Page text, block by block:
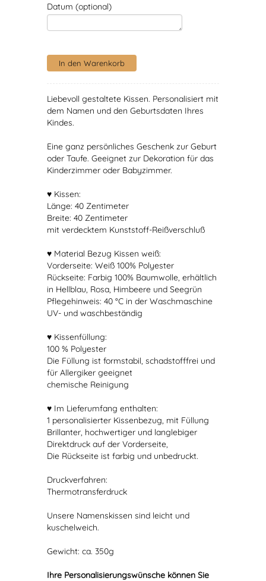
Datum (optional)
Liebevoll gestaltete Kissen. Personalisiert mit
dem Namen und den Geburtsdaten Ihres
Kindes.
Eine ganz persönliches Geschenk zur Geburt
oder Taufe. Geeignet zur Dekoration für das
Kinderzimmer oder Babyzimmer.
♥ Kissen:
Länge: 40 Zentimeter
Breite: 40 Zentimeter
mit verdecktem Kunststoff-Reißverschluß
♥ Material Bezug Kissen weiß:
Vorderseite: Weiß 100% Polyester
Rückseite: Farbig 100% Baumwolle, erhältlich
in Hellblau, Rosa, Himbeere und Seegrün
Pflegehinweis: 40 °C in der Waschmaschine
UV- und waschbeständig
♥ Kissenfüllung:
100 % Polyester
Die Füllung ist formstabil, schadstofffrei und
für Allergiker geeignet
chemische Reinigung
♥ Im Lieferumfang enthalten:
1 personalisierter Kissenbezug, mit Füllung
Brillanter, hochwertiger und langlebiger
Direktdruck auf der Vorderseite,
Die Rückseite ist farbig und unbedruckt.
Druckverfahren:
Thermotransferdruck
Unsere Namenskissen sind leicht und
kuschelweich.
Gewicht: ca. 350g
Ihre Personalisierungswünsche können Sie